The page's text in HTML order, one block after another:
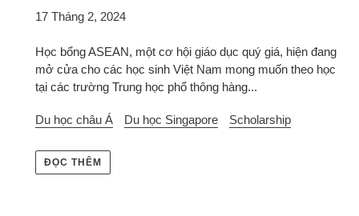
17 Tháng 2, 2024
Học bổng ASEAN, một cơ hội giáo dục quý giá, hiện đang
mở cửa cho các học sinh Việt Nam mong muốn theo học
tại các trường Trung học phổ thông hàng...
Du học châu Á Du học Singapore Scholarship
ĐỌC THÊM